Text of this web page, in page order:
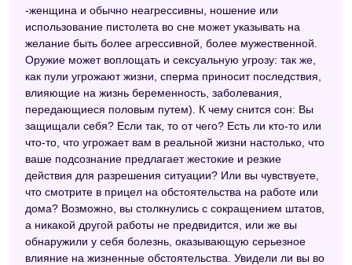
-женщина и обычно неагрессивны, ношение или
использование пистолета во сне может указывать на
желание быть более агрессивной, более мужественной.
Оружие может воплощать и сексуальную угрозу: так же,
как пули угрожают жизни, сперма приносит последствия,
влияющие на жизнь беременность, заболевания,
передающиеся половым путем). К чему снится сон: Вы
защищали себя? Если так, то от чего? Есть ли кто-то или
что-то, что угрожает вам в реальной жизни настолько, что
ваше подсознание предлагает жестокие и резкие
действия для разрешения ситуации? Или вы чувствуете,
что смотрите в прицел на обстоятельства на работе или
дома? Возможно, вы столкнулись с сокращением штатов,
а никакой другой работы не предвидится, или же вы
обнаружили у себя болезнь, оказывающую серьезное
влияние на жизненные обстоятельства. Увидели ли вы во